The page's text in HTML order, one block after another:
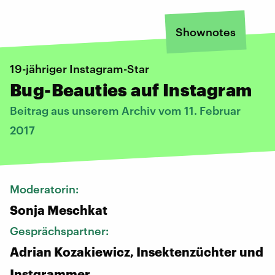
Shownotes
19-jähriger Instagram-Star
Bug-Beauties auf Instagram
Beitrag aus unserem Archiv vom 11. Februar
2017
Moderatorin:
Sonja Meschkat
Gesprächspartner:
Adrian Kozakiewicz, Insektenzüchter und